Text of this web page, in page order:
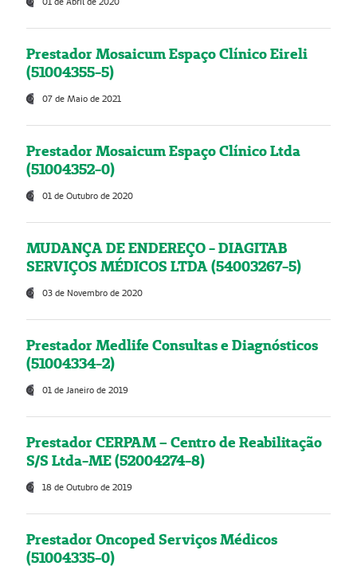
Prestador Mosaicum Espaço Clínico Eireli
(51004355-5)
07 de Maio de 2021
Prestador Mosaicum Espaço Clínico Ltda
(51004352-0)
01 de Outubro de 2020
MUDANÇA DE ENDEREÇO - DIAGITAB
SERVIÇOS MÉDICOS LTDA (54003267-5)
03 de Novembro de 2020
Prestador Medlife Consultas e Diagnósticos
(51004334-2)
01 de Janeiro de 2019
Prestador CERPAM – Centro de Reabilitação
S/S Ltda-ME (52004274-8)
18 de Outubro de 2019
Prestador Oncoped Serviços Médicos
(51004335-0)